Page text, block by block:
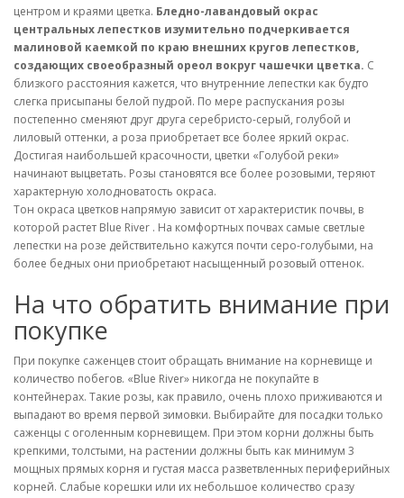
центром и краями цветка. Бледно-лавандовый окрас
центральных лепестков изумительно подчеркивается
малиновой каемкой по краю внешних кругов лепестков,
создающих своеобразный ореол вокруг чашечки цветка. С
близкого расстояния кажется, что внутренние лепестки как будто
слегка присыпаны белой пудрой. По мере распускания розы
постепенно сменяют друг друга серебристо-серый, голубой и
лиловый оттенки, а роза приобретает все более яркий окрас.
Достигая наибольшей красочности, цветки «Голубой реки»
начинают выцветать. Розы становятся все более розовыми, теряют
характерную холодноватость окраса.
Тон окраса цветков напрямую зависит от характеристик почвы, в
которой растет Blue River . На комфортных почвах самые светлые
лепестки на розе действительно кажутся почти серо-голубыми, на
более бедных они приобретают насыщенный розовый оттенок.
На что обратить внимание при
покупке
При покупке саженцев стоит обращать внимание на корневище и
количество побегов. «Blue River» никогда не покупайте в
контейнерах. Такие розы, как правило, очень плохо приживаются и
выпадают во время первой зимовки. Выбирайте для посадки только
саженцы с оголенным корневищем. При этом корни должны быть
крепкими, толстыми, на растении должны быть как минимум 3
мощных прямых корня и густая масса разветвленных периферийных
корней. Слабые корешки или их небольшое количество сразу